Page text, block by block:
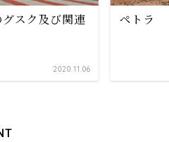
スク及び関連
2020.11.06
ペトラ